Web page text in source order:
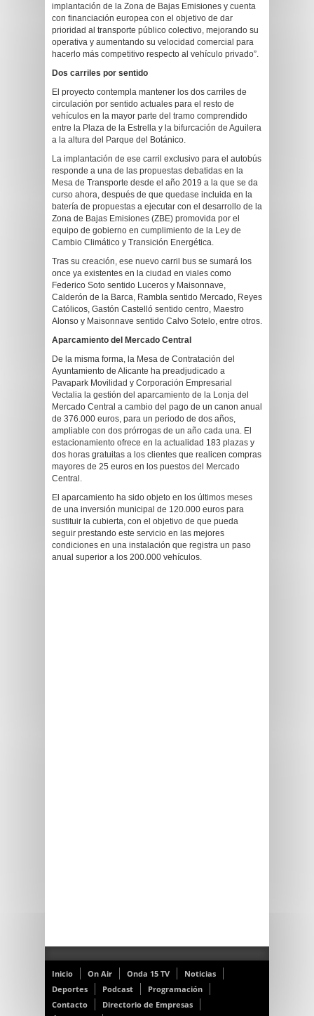
implantación de la Zona de Bajas Emisiones y cuenta
con financiación europea con el objetivo de dar
prioridad al transporte público colectivo, mejorando su
operativa y aumentando su velocidad comercial para
hacerlo más competitivo respecto al vehículo privado”.
Dos carriles por sentido
El proyecto contempla mantener los dos carriles de
circulación por sentido actuales para el resto de
vehículos en la mayor parte del tramo comprendido
entre la Plaza de la Estrella y la bifurcación de Aguilera
a la altura del Parque del Botánico.
La implantación de ese carril exclusivo para el autobús
responde a una de las propuestas debatidas en la
Mesa de Transporte desde el año 2019 a la que se da
curso ahora, después de que quedase incluida en la
batería de propuestas a ejecutar con el desarrollo de la
Zona de Bajas Emisiones (ZBE) promovida por el
equipo de gobierno en cumplimiento de la Ley de
Cambio Climático y Transición Energética.
Tras su creación, ese nuevo carril bus se sumará los
once ya existentes en la ciudad en viales como
Federico Soto sentido Luceros y Maisonnave,
Calderón de la Barca, Rambla sentido Mercado, Reyes
Católicos, Gastón Castelló sentido centro, Maestro
Alonso y Maisonnave sentido Calvo Sotelo, entre otros.
Aparcamiento del Mercado Central
De la misma forma, la Mesa de Contratación del
Ayuntamiento de Alicante ha preadjudicado a
Pavapark Movilidad y Corporación Empresarial
Vectalia la gestión del aparcamiento de la Lonja del
Mercado Central a cambio del pago de un canon anual
de 376.000 euros, para un periodo de dos años,
ampliable con dos prórrogas de un año cada una. El
estacionamiento ofrece en la actualidad 183 plazas y
dos horas gratuitas a los clientes que realicen compras
mayores de 25 euros en los puestos del Mercado
Central.
El aparcamiento ha sido objeto en los últimos meses
de una inversión municipal de 120.000 euros para
sustituir la cubierta, con el objetivo de que pueda
seguir prestando este servicio en las mejores
condiciones en una instalación que registra un paso
anual superior a los 200.000 vehículos.
Inicio On Air Onda 15 TV
Noticias
Deportes
Podcast
Programación
Contacto
Directorio de Empresas